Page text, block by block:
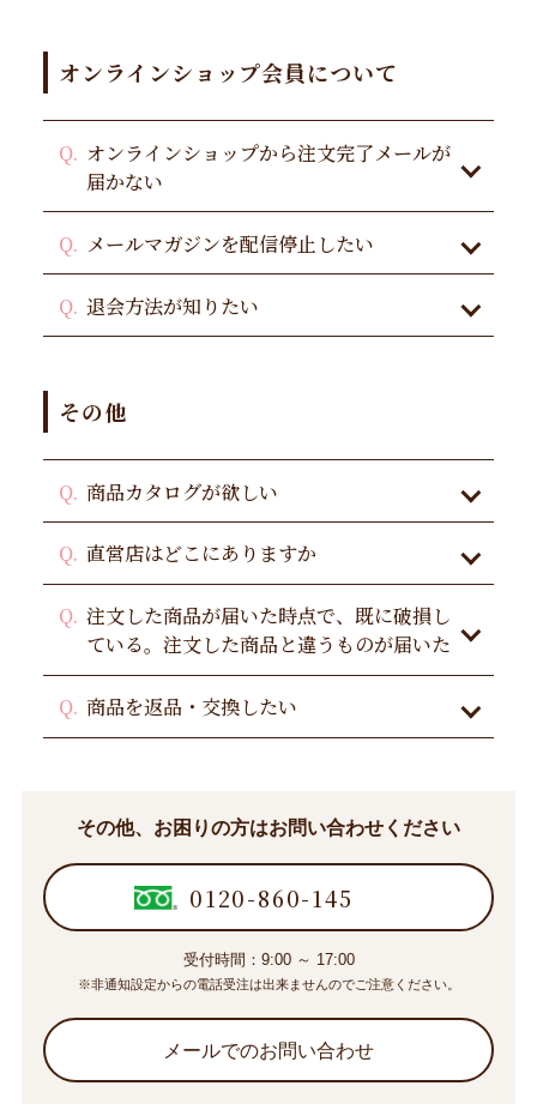
オンラインショップ会員について
オンラインショップから注文完了メールが
届かない
メールマガジンを配信停止したい
退会方法が知りたい
その他
商品カタログが欲しい
直営店はどこにありますか
注文した商品が届いた時点で、既に破損し
ている。注文した商品と違うものが届いた
商品を返品・交換したい
その他、お困りの方はお問い合わせください
0120-860-145
受付時間：9:00 ～ 17:00
※非通知設定からの電話受注は出来ませんのでご注意ください。
メールでのお問い合わせ